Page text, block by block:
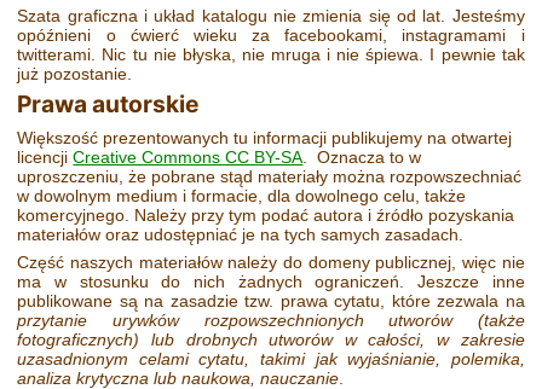
Szata graficzna i układ katalogu nie zmienia się od lat. Jesteśmy
opóźnieni o ćwierć wieku za facebookami, instagramami i
twitterami. Nic tu nie błyska, nie mruga i nie śpiewa. I pewnie tak
już pozostanie.
Prawa autorskie
Większość prezentowanych tu informacji publikujemy na otwartej
licencjiCreative Commons CC BY-SA. Oznacza to w
uproszczeniu, że pobrane stąd materiały można rozpowszechniać
w dowolnym medium i formacie, dla dowolnego celu, także
komercyjnego. Należy przy tym podać autora i źródło pozyskania
materiałów oraz udostępniać je na tych samych zasadach.
Część naszych materiałów należy do domeny publicznej, więc nie
ma w stosunku do nich żadnych ograniczeń. Jeszcze inne
publikowane są na zasadzie tzw. prawa cytatu, które zezwala na
przytanie urywków rozpowszechnionych utworów (także
fotograficznych) lub drobnych utworów w całości, w zakresie
uzasadnionym celami cytatu, takimi jak wyjaśnianie, polemika,
analiza krytyczna lub naukowa, nauczanie